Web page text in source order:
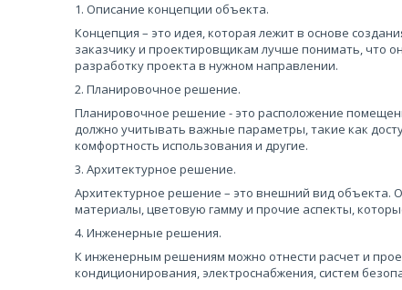
1. Описание концепции объекта.
Концепция – это идея, которая лежит в основе
заказчику и проектировщикам лучше понимать, что
разработку проекта в нужном направлении.
2. Планировочное решение.
Планировочное решение - это расположение
должно учитывать важные параметры, такие как
комфортность использования и другие.
3. Архитектурное решение.
Архитектурное решение – это внешний вид объекта.
материалы, цветовую гамму и прочие аспекты,
4. Инженерные решения.
К инженерным решениям можно отнести расчет и
кондиционирования, электроснабжения, систем